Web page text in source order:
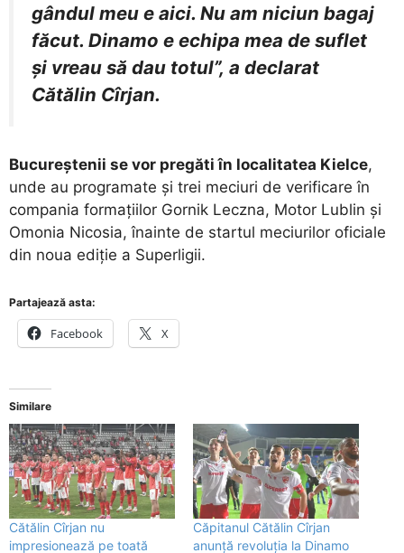
gândul meu e aici. Nu am niciun bagaj
făcut. Dinamo e echipa mea de suflet
și vreau să dau totul”, a declarat
Cătălin Cîrjan.
Bucureștenii se vor pregăti în localitatea Kielce,
unde au programate și trei meciuri de verificare în
compania formațiilor Gornik Leczna, Motor Lublin și
Omonia Nicosia, înainte de startul meciurilor oficiale
din noua ediție a Superligii.
Partajează asta:
Facebook X
Similare
Cătălin Cîrjan nu
impresionează pe toată
Căpitanul Cătălin Cîrjan
anunță revoluția la Dinamo